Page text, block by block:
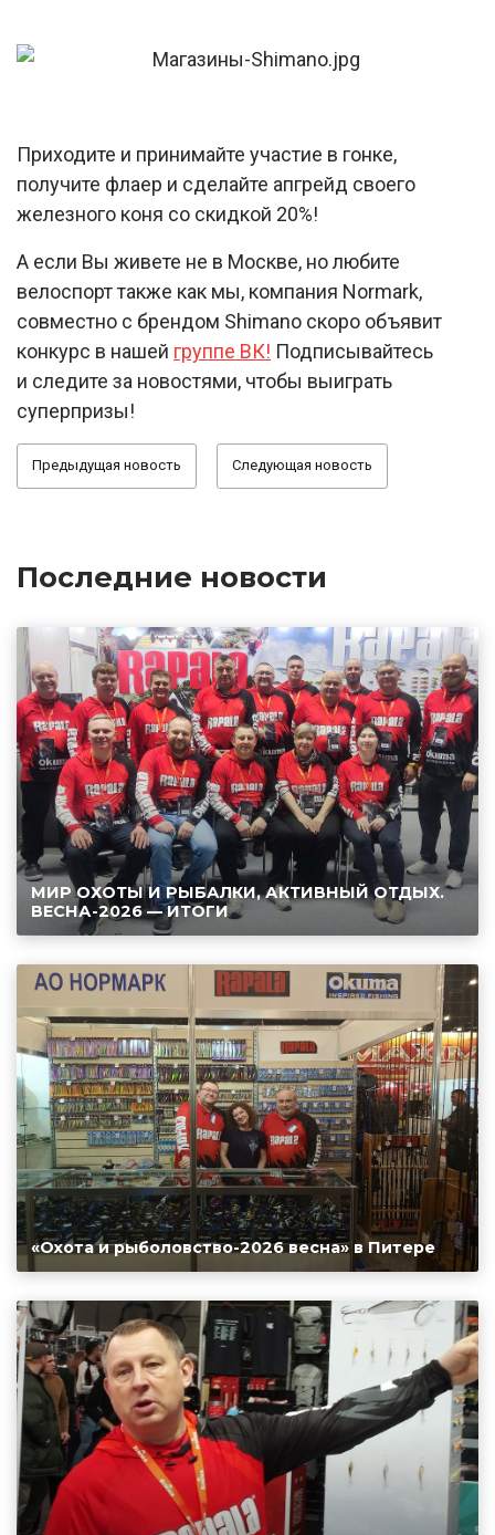
Приходите и принимайте участие в гонке,
получите флаер и сделайте апгрейд своего
железного коня со скидкой 20%!
А если Вы живете не в Москве, но любите
велоспорт также как мы, компания Normark,
совместно с брендом Shimano скоро объявит
конкурс в нашей группе ВК! Подписывайтесь
и следите за новостями, чтобы выиграть
суперпризы!
Предыдущая новость Следующая новость
Последние новости
МИР ОХОТЫ И РЫБАЛКИ, АКТИВНЫЙ ОТДЫХ.
ВЕСНА-2026 — ИТОГИ
«Охота и рыболовство-2026 весна» в Питере